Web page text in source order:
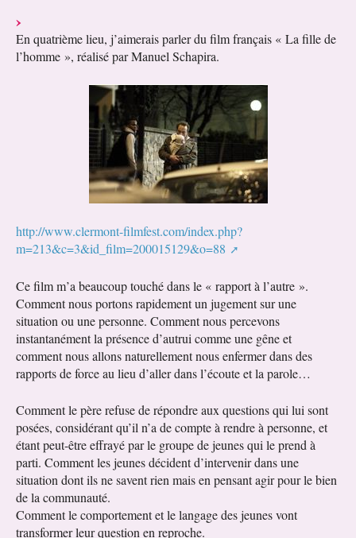
En quatrième lieu, j’aimerais parler du film français « La fille de
l’homme », réalisé par Manuel Schapira.
http://www.clermont-filmfest.com/index.php?
m=213&c=3&id_film=200015129&o=88
Ce film m’a beaucoup touché dans le « rapport à l’autre ».
Comment nous portons rapidement un jugement sur une
situation ou une personne. Comment nous percevons
instantanément la présence d’autrui comme une gêne et
comment nous allons naturellement nous enfermer dans des
rapports de force au lieu d’aller dans l’écoute et la parole…
Comment le père refuse de répondre aux questions qui lui sont
posées, considérant qu’il n’a de compte à rendre à personne, et
étant peut-être effrayé par le groupe de jeunes qui le prend à
parti. Comment les jeunes décident d’intervenir dans une
situation dont ils ne savent rien mais en pensant agir pour le bien
de la communauté.
Comment le comportement et le langage des jeunes vont
transformer leur question en reproche.